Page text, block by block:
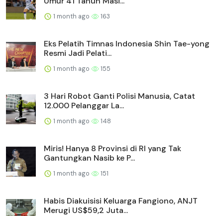
1 month ago 163
Eks Pelatih Timnas Indonesia Shin Tae-yong
Resmi Jadi Pelati...
1 month ago 155
3 Hari Robot Ganti Polisi Manusia, Catat
12.000 Pelanggar La...
1 month ago 148
Miris! Hanya 8 Provinsi di RI yang Tak
Gantungkan Nasib ke P...
1 month ago 151
Habis Diakuisisi Keluarga Fangiono, ANJT
Merugi US$59,2 Juta...